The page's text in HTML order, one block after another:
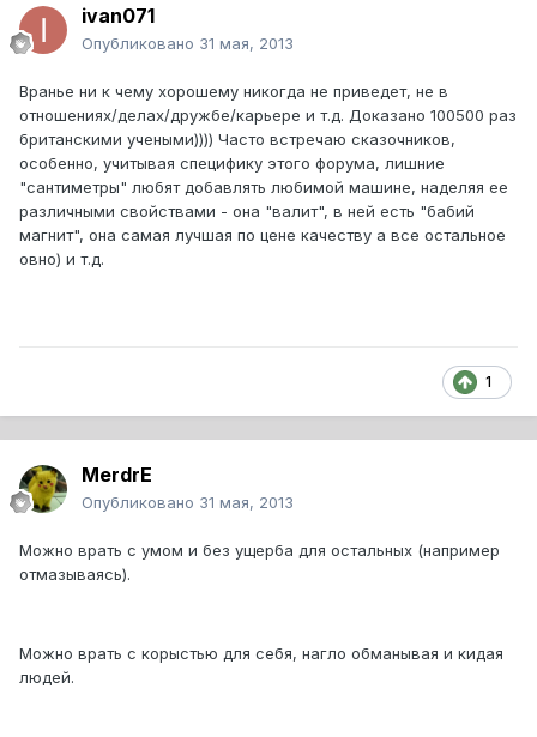
ivan071
Опубликовано 31 мая, 2013
Вранье ни к чему хорошему никогда не приведет, не в
отношениях/делах/дружбе/карьере и т.д. Доказано 100500 раз
британскими учеными)))) Часто встречаю сказочников,
особенно, учитывая специфику этого форума, лишние
"сантиметры" любят добавлять любимой машине, наделяя ее
различными свойствами - она "валит", в ней есть "бабий
магнит", она самая лучшая по цене качеству а все остальное
овно) и т.д.
1
MerdrE
Опубликовано 31 мая, 2013
Можно врать с умом и без ущерба для остальных (например
отмазываясь).
Можно врать с корыстью для себя, нагло обманывая и кидая
людей.